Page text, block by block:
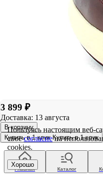
3 899 ₽
Доставка: 13 августа
В корзину
Купить в 1 клик Купить в 1 клик
Главная Каталог
Пользуясь настоящим веб-
своесогласиена
cookies.
Хорошо